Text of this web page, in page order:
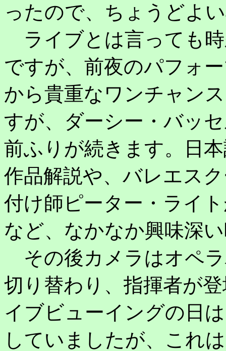
ったので、ちょうどよ
ライブとは言っても
ですが、前夜のパフォ
から貴重なワンチャン
すが、ダーシー・バッ
前ふりが続きます。日
作品解説や、バレエス
付け師ピーター・ライ
など、なかなか興味深
その後カメラはオペ
切り替わり、指揮者が
イブビューイングの日
していましたが、これ